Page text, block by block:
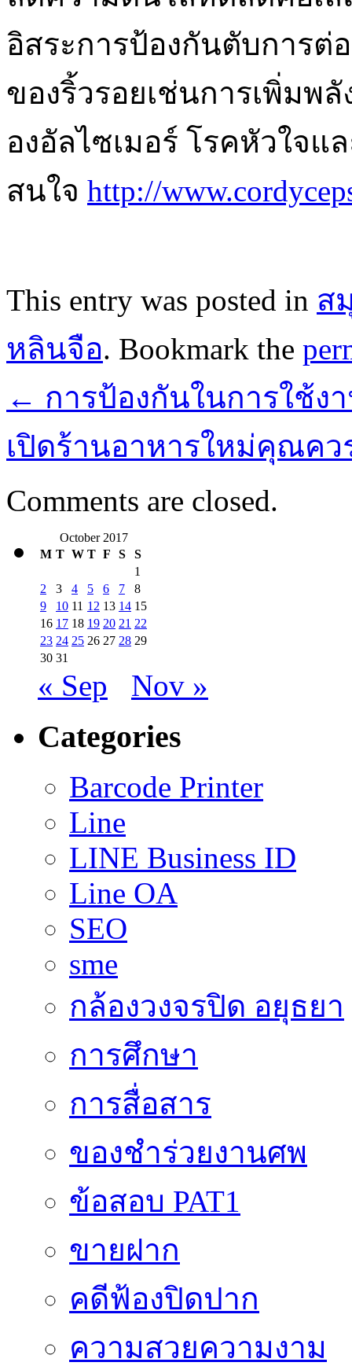
อิสระการป้องกันตับการต่
ของริ้วรอยเช่นการเพิ่มพ
องอัลไซเมอร์ โรคหัวใจแ
สนใจ http://
This entry was posted in ส
หลินจือ. Bookmark the
← การป้องกันในการใช้ง
เปิดร้านอาหารใหม่คุณค
Comments are closed.
October 2017
M T W T F S
S
1
2
3 4 5 6 7
8
9
10 11 12 13 14 15
16 17 18 19 20 21 22
23 24 25 26 27 28 29
30 31
« Sep Nov »
Categories
Barcode Printer
Line
LINE Business ID
Line OA
SEO
sme
กล้องวงจรปิด อยุธยา
การศึกษา
การสื่อสาร
ของชำร่วยงานศพ
ข้อสอบ PAT1
ขายฝาก
คดีฟ้องปิดปาก
ความสวยความงาม